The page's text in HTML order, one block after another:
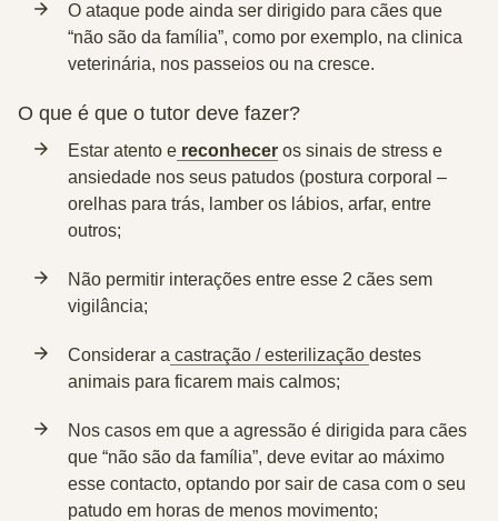
O ataque pode ainda ser dirigido para cães que
“não são da família”, como por exemplo, na clinica
veterinária, nos passeios ou na cresce.
O que é que o tutor deve fazer?
Estar atento e reconhecer os sinais de stress e
ansiedade nos seus patudos (postura corporal –
orelhas para trás, lamber os lábios, arfar, entre
outros;
Não permitir interações entre esse 2 cães sem
vigilância;
Considerar a castração / esterilização destes
animais para ficarem mais calmos;
Nos casos em que a agressão é dirigida para cães
que “não são da família”, deve evitar ao máximo
esse contacto, optando por sair de casa com o seu
patudo em horas de menos movimento;